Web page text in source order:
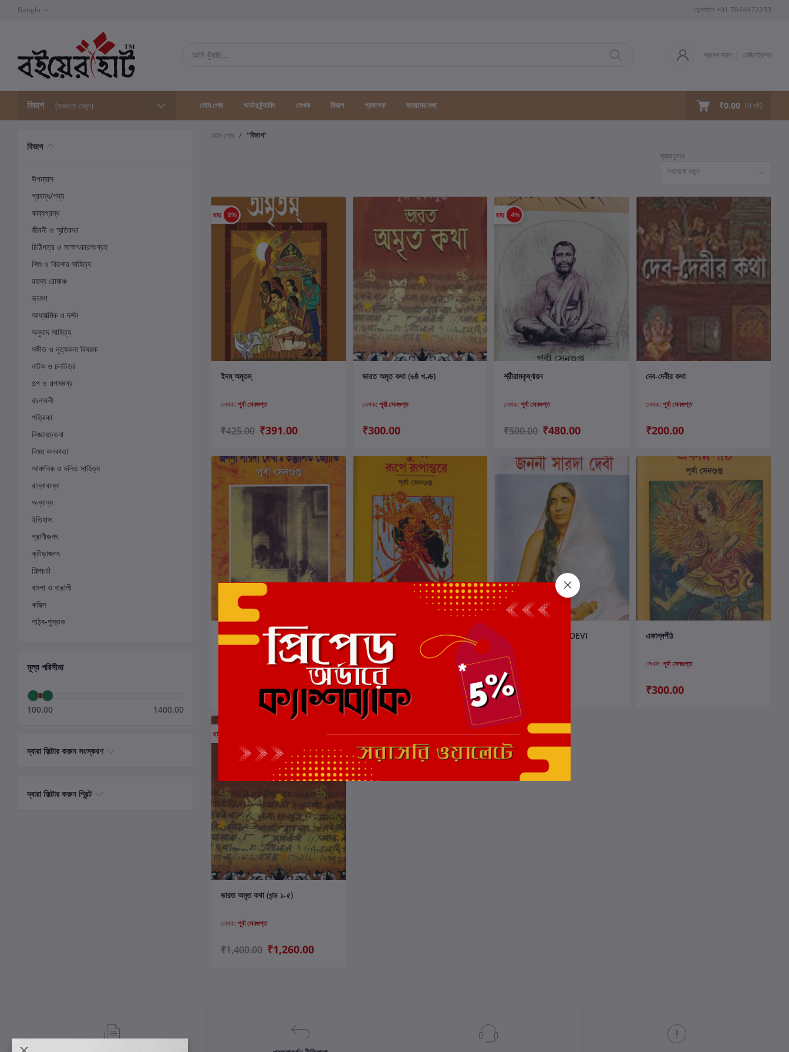
Bangla হেল্পলাইন +91 7044472233
প্রবেশ করুন রেজিস্ট্রেশান
বিভাগ (সবগুলো দেখুন) হোম পেজ অর্ডার ট্র্যাকিং লেখক বিভাগ প্রকাশক আমাদের কথা ₹0.00 (0 বই)
বিভাগ
উপন্যাস
প্রবন্ধ/গদ্য
কাব্যগ্রন্থ
জীবনী ও স্মৃতিকথা
চিঠিপত্র ও সাক্ষাৎকারসংগ্রহ
শিশু ও কিশোর সাহিত্য
রহস্য রোমাঞ্চ
ভ্রমণ
আধ্যাত্মিক ও দর্শন
অনুবাদ সাহিত্য
সঙ্গীত ও নৃত্যকলা বিষয়ক
নাটক ও চলচিত্র
গল্প ও গল্পসমগ্র
রচনাবলী
পত্রিকা
বিজ্ঞানচেতনা
বিষয় কলকাতা
আঞ্চলিক ও দলিত সাহিত্য
রান্নাবান্না
অন্যান্য
ইতিহাস
প্রাণীজগৎ
ক্রীড়াজগৎ
শিল্পচর্চা
বাংলা ও বাঙালী
কমিক্স
পাঠ্য-পুস্তক
মূল্য পরিসীমা
100.00 1400.00
দ্বারা ফিল্টার করুন সংস্করণ
দ্বারা ফিল্টার করুন প্রিন্ট
হোম পেজ
"বিভাগ"
ক্রমানুসার
সবথেকে নতুন
ছাড় 8%
ইদম্‌ অমৃতম্‌
লেখক: পূর্বা সেনগুপ্ত
₹425.00 ₹391.00
কার্টে যোগ করুন
ভারত অমৃত কথা (৬ষ্ঠ খণ্ড)
লেখক: পূর্বা সেনগুপ্ত
₹300.00
ছাড় 4%
কার্টে যোগ করুন
শ্রীরামকৃষ্ণায়ন
লেখক:পূর্বা সেনগুপ্ত
₹500.00 ₹480.00
কার্টে যোগ করুন
দেব-দেবীর কথা
লেখক: পূর্বা সেনগুপ্ত
₹200.00
কার্টে যোগ করুন
JANANI SARADADEBI
UDVASITA JYOTI
পূর্বা সেনগুপ্ত
কার্টে যোগ করুন
DURGA RUPEY RUPANTAREY
লেখক:পূর্বা সেনগুপ্ত
₹150.00
কার্টে যোগ করুন
JANANI SARODA DEVI
লেখক:
₹270.00
একান্নপীঠ
লেখক: পূর্বা সেনগুপ্ত
₹300.00
ছাড়
কার্টে যোগ করুন
ভারত অমৃত কথা (খন্ড ১-৫)
লেখক: পূর্বা সেনগুপ্ত
₹1,400.00 ₹1,260.00